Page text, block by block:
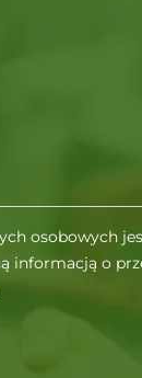
osobowych
informacją o